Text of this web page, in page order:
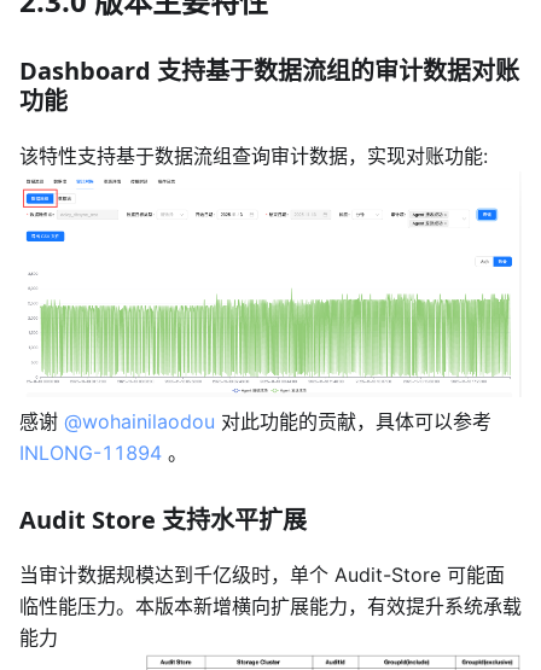
Dashboard 支持基于数据流组的审计数据对账
功能
该特性支持基于数据流组查询审计数据，实现对账功能:
感谢 @wohainilaodou 对此功能的贡献，具体可以参考
INLONG-11894 。
Audit Store 支持水平扩展
当审计数据规模达到千亿级时，单个 Audit-Store 可能面
临性能压力。本版本新增横向扩展能力，有效提升系统承载
能力